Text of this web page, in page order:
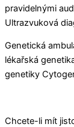
pravidelnými
Ultrazvuková
Genetická
lékařská
genetiky
Chcete-li mít